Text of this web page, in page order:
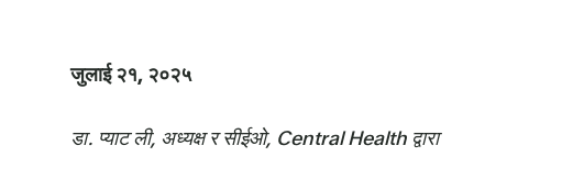
जुलाई २१, २०२५
डा. प्याट ली, अध्यक्ष र सीईओ, Central Health द्वारा